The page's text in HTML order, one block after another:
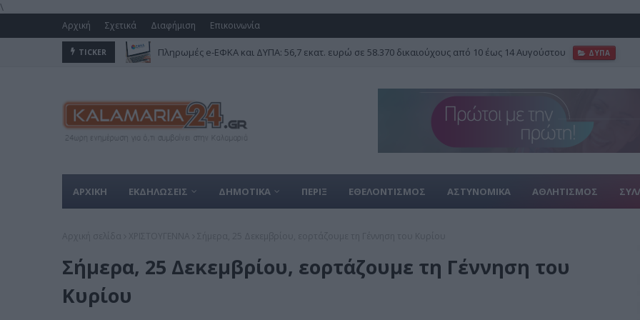
\
Αρχική Σχετικά Διαφήμιση Επικοινωνία
TICKER Πληρωμές e-ΕΦΚΑ και ΔΥΠΑ: 56,7 εκατ. ευρώ σε 58.370 δικαιούχους από 10 έως 14 Αυγούστου ΔΥΠΑ
ΑΡΧΙΚΗ ΕΚΔΗΛΩΣΕΙΣ ΔΗΜΟΤΙΚΑ ΠΕΡΙΞ ΕΘΕΛΟΝΤΙΣΜΟΣ ΑΣΤΥΝΟΜΙΚΑ ΑΘΛΗΤΙΣΜΟΣ
Σήμερα, 25 Δεκεμβρίου, εορτάζουμε τη Γέννηση του
Κυρίου